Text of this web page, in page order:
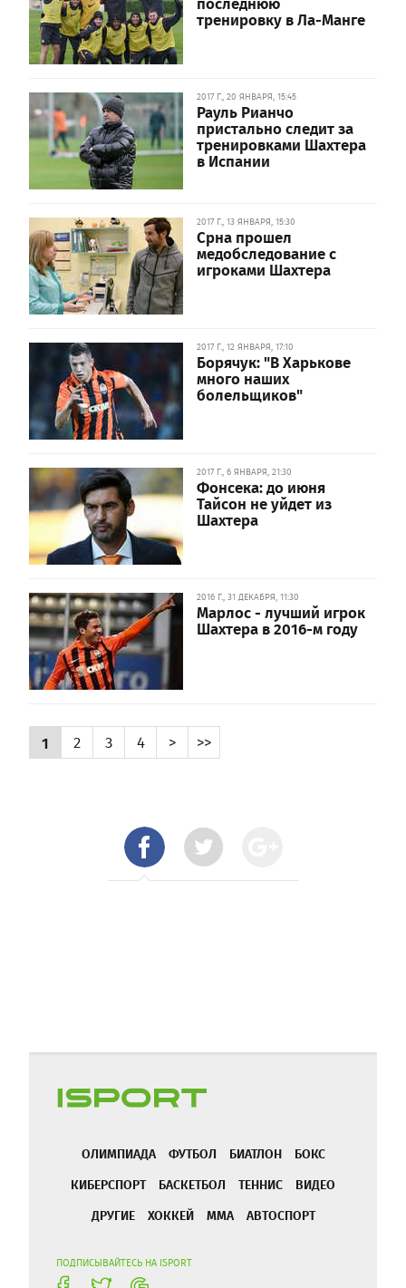
тренировку в Ла-Манге
2017 Г., 20 ЯНВАРЯ, 15:45
Рауль Рианчо
пристально следит за
тренировками Шахтера
в Испании
2017 Г., 13 ЯНВАРЯ, 15:30
Срна прошел
медобследование с
игроками Шахтера
2017 Г., 12 ЯНВАРЯ, 17:10
Борячук: "В Харькове
много наших
болельщиков"
2017 Г., 6 ЯНВАРЯ, 21:30
Фонсека: до июня
Тайсон не уйдет из
Шахтера
2016 Г., 31 ДЕКАБРЯ, 11:30
Марлос - лучший игрок
Шахтера в 2016-м году
1 2 3 4 > >>
ОЛИМПИАДА ФУТБОЛ БИАТЛОН
БОКС
КИБЕРСПОРТ
БАСКЕТБОЛ ТЕННИС
ВИДЕО
ДРУГИЕ
ХОККЕЙ ММА АВТОСПОРТ
ПОДПИСЫВАЙТЕСЬ НА ISPORT